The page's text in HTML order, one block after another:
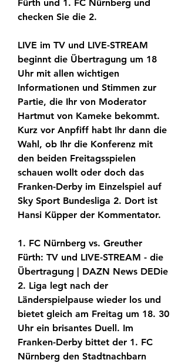
Fürth und 1. FC Nürnberg und
checken Sie die 2.
LIVE im TV und LIVE-STREAM
beginnt die Übertragung um 18
Uhr mit allen wichtigen
Informationen und Stimmen zur
Partie, die Ihr von Moderator
Hartmut von Kameke bekommt.
Kurz vor Anpfiff habt Ihr dann die
Wahl, ob Ihr die Konferenz mit
den beiden Freitagsspielen
schauen wollt oder doch das
Franken-Derby im Einzelspiel auf
Sky Sport Bundesliga 2. Dort ist
Hansi Küpper der Kommentator.
1. FC Nürnberg vs. Greuther
Fürth: TV und LIVE-STREAM - die
Übertragung | DAZN News DEDie
2. Liga legt nach der
Länderspielpause wieder los und
bietet gleich am Freitag um 18. 30
Uhr ein brisantes Duell. Im
Franken-Derby bittet der 1. FC
Nürnberg den Stadtnachbarn